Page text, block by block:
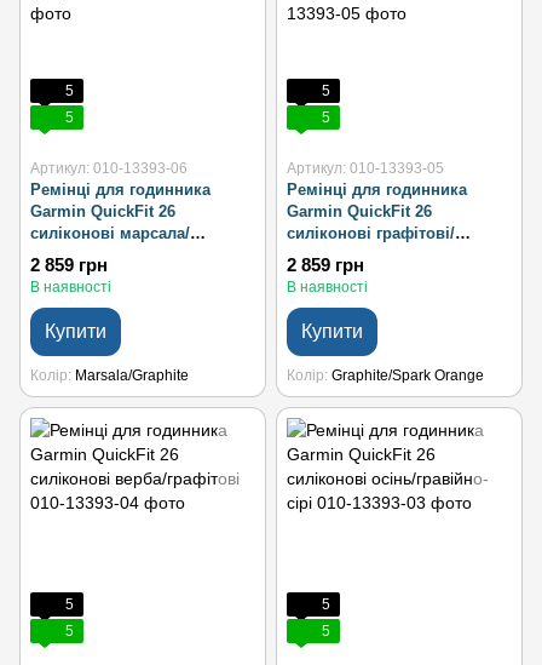
5
5
Артикул: 010-13393-06
Ремінці для годинника
Garmin QuickFit 26
силіконові марсала/
графітові
2 859 грн
В наявності
Купити
Колір Marsala/Graphite
5
5
Артикул: 010-13393-05
Ремінці для годинника
Garmin QuickFit 26
силіконові графітові/
яскраво-оранжеві
2 859 грн
В наявності
Купити
Колір Graphite/Spark Orange
5
5
5
5